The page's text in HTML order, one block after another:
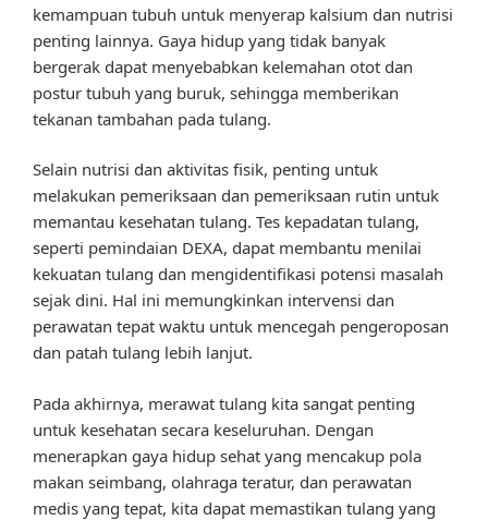
kemampuan tubuh untuk menyerap kalsium dan nutrisi
penting lainnya. Gaya hidup yang tidak banyak
bergerak dapat menyebabkan kelemahan otot dan
postur tubuh yang buruk, sehingga memberikan
tekanan tambahan pada tulang.
Selain nutrisi dan aktivitas fisik, penting untuk
melakukan pemeriksaan dan pemeriksaan rutin untuk
memantau kesehatan tulang. Tes kepadatan tulang,
seperti pemindaian DEXA, dapat membantu menilai
kekuatan tulang dan mengidentifikasi potensi masalah
sejak dini. Hal ini memungkinkan intervensi dan
perawatan tepat waktu untuk mencegah pengeroposan
dan patah tulang lebih lanjut.
Pada akhirnya, merawat tulang kita sangat penting
untuk kesehatan secara keseluruhan. Dengan
menerapkan gaya hidup sehat yang mencakup pola
makan seimbang, olahraga teratur, dan perawatan
medis yang tepat, kita dapat memastikan tulang yang